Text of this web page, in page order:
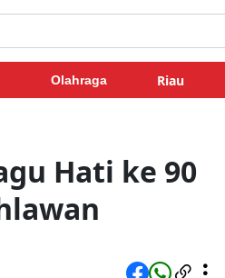
Olahraga Riau
Hati ke 90